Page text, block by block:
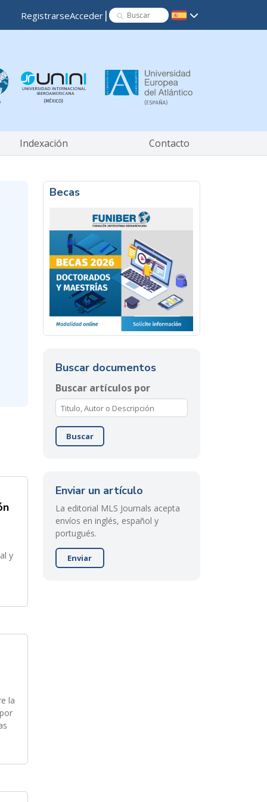
RegistrarseAcceder |
Indexación Contacto
y
la
Becas
Buscar documentos
Buscar artículos por
Buscar
Enviar un artículo
La editorial MLS Journals acepta
envíos en inglés, español y
portugués.
Enviar